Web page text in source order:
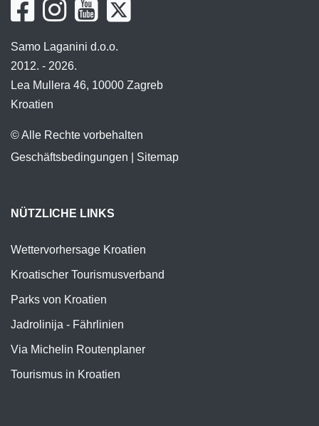
Samo Laganini d.o.o.
2012. - 2026.
Lea Mullera 46, 10000 Zagreb
Kroatien
© Alle Rechte vorbehalten
Geschäftsbedingungen
Sitemap
NÜTZLICHE LINKS
Wettervorhersage Kroatien
Kroatischer Tourismusverband
Parks von Kroatien
Jadrolinija - Fährlinien
Via Michelin Routenplaner
Tourismus in Kroatien